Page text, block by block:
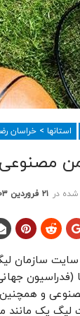
استانها > خراسان
شده در ۲۱ فروردین ۱۴۰۳
سایت سازمان
و
مسابقات